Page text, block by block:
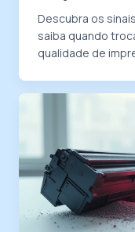
Descubra os
saiba quando
qualidade de